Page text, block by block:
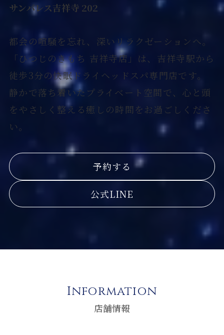
サンパレス吉祥寺 202
都会の喧騒を忘れ、深いリラクゼーションへ。
「ひつじのきもち 吉祥寺店」は、吉祥寺駅から
徒歩3分の快眠ドライヘッドスパ専門店です。
静かで落ち着いたプライベート空間で、心と頭
をやさしく整える癒しの時間をお過ごしくださ
い。
予約する
公式LINE
Information
店舗情報